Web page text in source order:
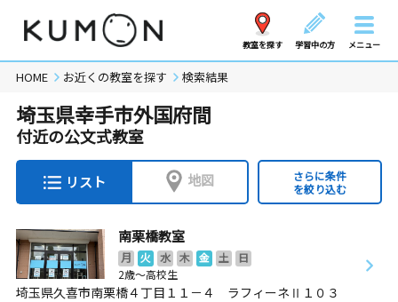
教室を探す 学習中の方 メニュー
HOME お近くの教室を探す 検索結果
埼玉県幸手市外国府間
付近の公文式教室
リスト 地図
さらに条件
を絞り込む
南栗橋教室
月 火 水 木 金 土
日
2歳～高校生
埼玉県久喜市南栗橋４丁目１１－４ ラフィーネⅡ１０３